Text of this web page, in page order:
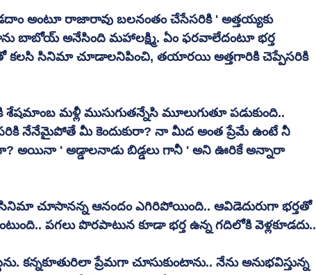
అంటూ రాజారావు బలనంతం చేసేసరికి ' అత్తయ్యకు
బాబోయ్ అనేసింది మహాలక్ష్మి. ఏం ఫరవాలేదంటూ భర్త
కలసి సినిమా చూడాలనిపించి, తయారయి అత్తగారికి చెప్పేసరికి
మళ్లీ ముసుగుతన్నేసి మూలుగుతూ పడుకుంది..
నేనేమైపోతే మీ కెందుకురా? నా మీద అంత ప్రేమే ఉంటే నీ
అయినా ' అడ్డాలనాడు బిడ్డలు గానీ ' అని ఊరికే అన్నారా
చూసానన్న ఆనందం ఎగిరిపోయింది.. ఆవిడెదురుగా భర్తతో
పగలు పొరపాటున కూడా భర్త ఉన్న గదిలోకి వెళ్లకూడదు..
కన్నకూతురిలా ప్రేమగా చూసుకుంటాను.. నేను అనుభవిస్తున్న